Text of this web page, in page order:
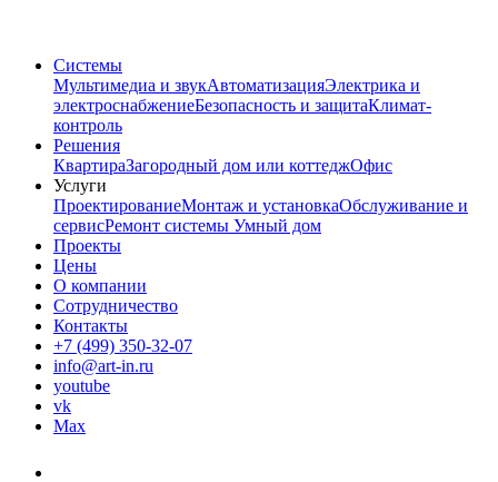
Системы
Мультимедиа и звукАвтоматизацияЭлектрика и
электроснабжениеБезопасность и защитаКлимат-
контроль
Решения
КвартираЗагородный дом или коттеджОфис
Услуги
ПроектированиеМонтаж и установкаОбслуживание и
сервисРемонт системы Умный дом
Проекты
Цены
О компании
Сотрудничество
Контакты
+7 (499) 350-32-07
info@art-in.ru
youtube
vk
Max